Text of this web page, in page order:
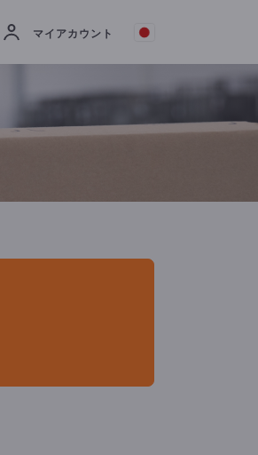
マイアカウント
2 メーカー